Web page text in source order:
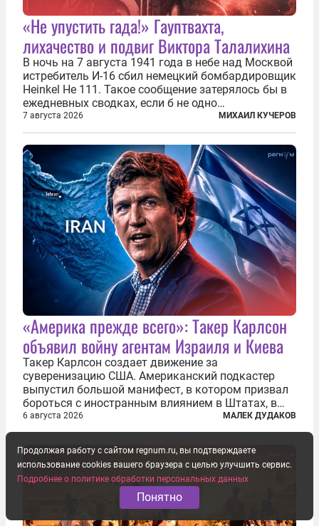
«Не упустить гада!» Гауптвахта,
лихачество и подвиг Виктора Талалихина
В ночь на 7 августа 1941 года в небе над Москвой
истребитель И-16 сбил немецкий бомбардировщик
Heinkel He 111. Такое сообщение затерялось бы в
ежедневных сводках, если б не одно
обстоятельство. Это был один из первых в
истории отечественной авиации ночных таранов.
У пилота — младшего лейтенанта...
7 августа 2026 МИХАИЛ КУЧЕРОВ
«Америка прежде всего»: Такер Карлсон
объявил войну агентам Израиля и Киева
Такер Карлсон создает движение за
суверенизацию США. Американский подкастер
выпустил большой манифест, в котором призвал
бороться с иностранным влиянием в Штатах, в
первую очередь имея в виду Израиль. А также
прекратить заморские войны, выплатить
репарации Ирану, остановить прием мигрантов...
6 августа 2026 МАЛЕК ДУДАКОВ
Продолжая работу с сайтом regnum.ru, вы подтверждаете
использование cookies вашего браузера с целью улучшить сервис.
Подробнее о политике обработки персональных данных
Понятно